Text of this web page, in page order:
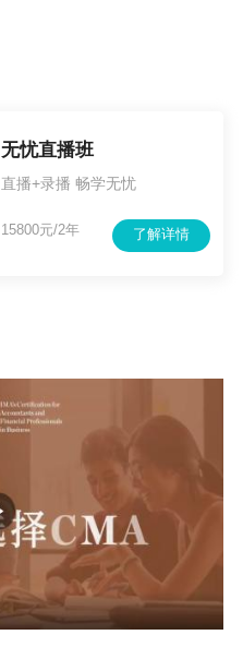
无忧直播班
直播+录播 畅学无忧
了解详情
15800元/2年